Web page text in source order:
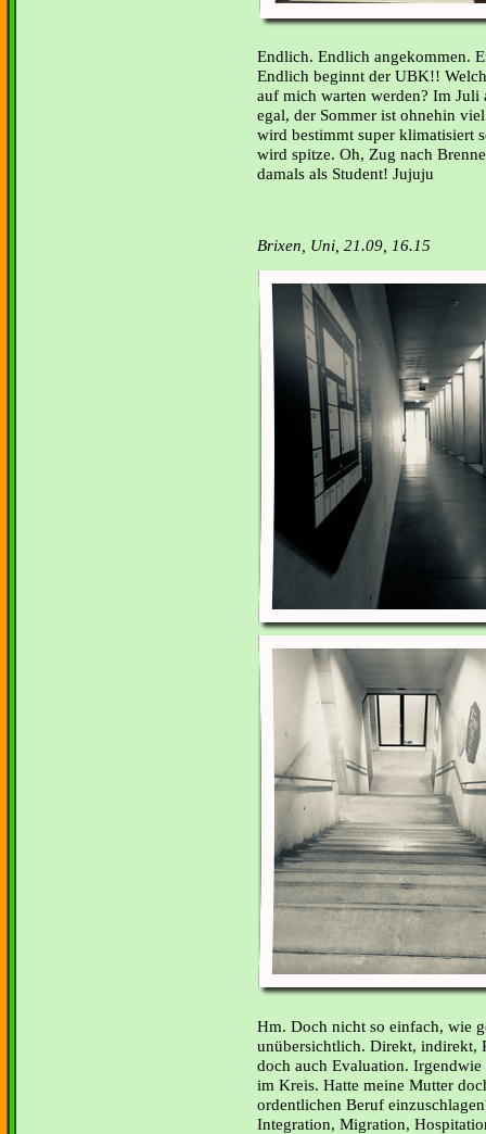
Endlich. Endlich angekommen.
Endlich beginnt der UBK!!
auf mich warten werden? Im
egal, der Sommer ist ohnehin
wird bestimmt super klimatisiert
wird spitze. Oh, Zug nach
damals als Student! Jujuju
Brixen, Uni, 21.09, 16.15
Hm. Doch nicht so einfach, wie
unübersichtlich. Direkt, indirekt,
doch auch Evaluation.
im Kreis. Hatte meine Mutter
ordentlichen Beruf
Integration, Migration,